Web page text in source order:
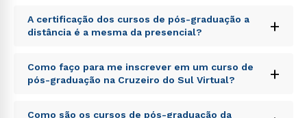
A certificação dos cursos de pós-graduação a
distância é a mesma da presencial?
+
Sed ut perspiciatis unde omnis iste natus error sit
voluptatem accusantium doloremque laudantium,
totam rem aperiam, eaque ipsa quae ab illo inventore
explicabo. Nemo enim ipsam voluptatem quia
Como faço para me inscrever em um curso de
pós-graduação na Cruzeiro do Sul Virtual?
+
Sed ut perspiciatis unde omnis iste natus error sit
Como são os cursos de pós-graduação da